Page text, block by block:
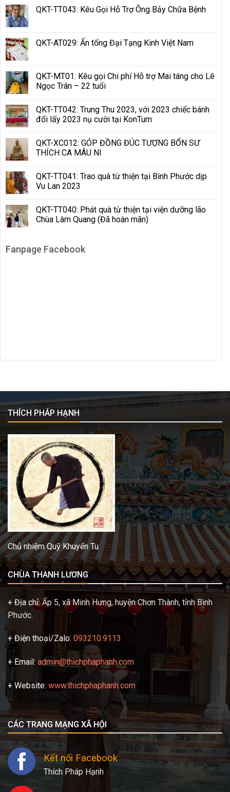
QKT-TT043: Kêu Gọi Hỗ Trợ Ông Bảy Chữa Bệnh
QKT-AT029: Ấn tống Đại Tạng Kinh Việt Nam
QKT-MT01: Kêu gọi Chi phí Hỗ trợ Mai táng cho Lê
Ngọc Trân – 22 tuổi
QKT-TT042: Trung Thu 2023, với 2023 chiếc bánh
đổi lấy 2023 nụ cười tại KonTum
QKT-XC012: GÓP ĐỒNG ĐÚC TƯỢNG BỔN SƯ
THÍCH CA MÂU NI
QKT-TT041: Trao quà từ thiện tại Bình Phước dịp
Vu Lan 2023
QKT-TT040: Phát quà từ thiện tại viện dưỡng lão
Chùa Lâm Quang (Đã hoàn mãn)
Fanpage Facebook
THÍCH PHÁP HẠNH
Chủ nhiệm Quỹ Khuyến Tu
CHÙA THANH LƯƠNG
+ Địa chỉ:Ấp 5, xã Minh Hưng, huyện Chơn Thành, tỉnh Bình
Phước.
+ Điện thoại/Zalo: 093210.9113
+ Email:admin@thichphaphanh.com
+ Website: www.thichphaphanh.com
CÁC TRANG MẠNG XÃ HỘI
Kết nối Facebook
Thích Pháp Hạnh